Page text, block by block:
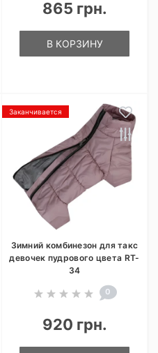
865 грн.
В КОРЗИНУ
Заканчивается
Зимний комбинезон для такс
девочек пудрового цвета RT-
34
0
920 грн.